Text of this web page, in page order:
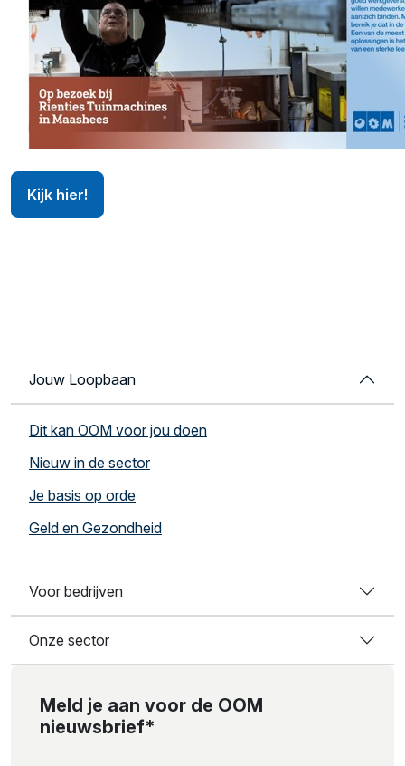
Kijk hier!
Jouw Loopbaan
Dit kan OOM voor jou doen
Nieuw in de sector
Je basis op orde
Geld en Gezondheid
Voor bedrijven
Onze sector
Meld je aan voor de OOM
nieuwsbrief*